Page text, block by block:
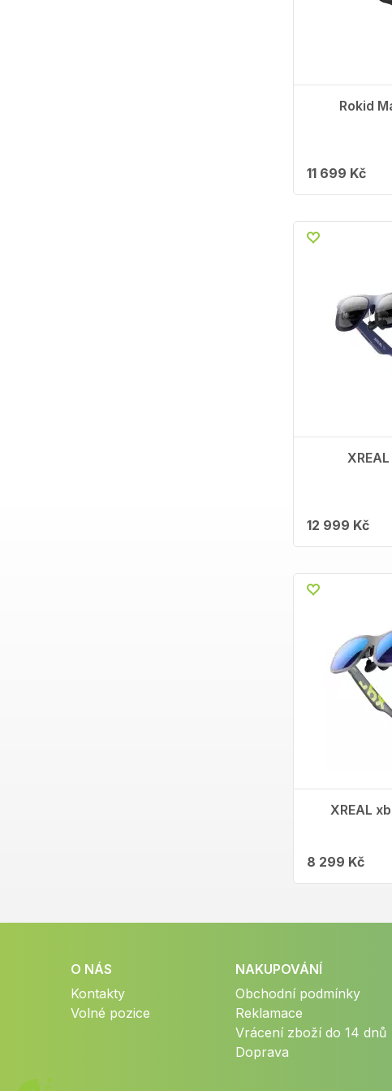
Rokid
11 699 Kč
12 999 Kč
XREAL
8 299 Kč
O NÁS
Kontakty
Volné pozice
NAKUPOVÁNÍ
Obchodní podmínky
Reklamace
Vrácení zboží do 14 dnů
Doprava